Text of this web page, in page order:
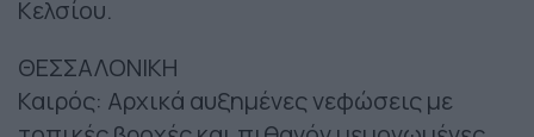
Κελσίου.
ΘΕΣΣΑΛΟΝΙΚΗ
Καιρός: Αρχικά αυξημένες νεφώσεις με